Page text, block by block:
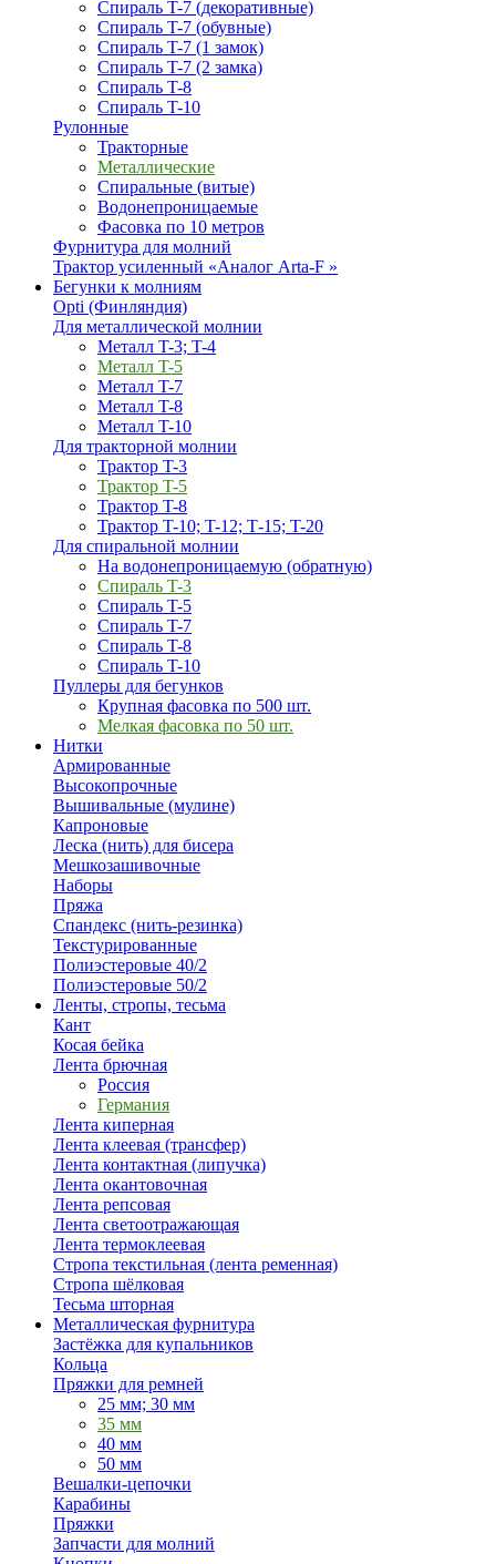
Спираль T-7 (декоративные)
Спираль T-7 (обувные)
Спираль T-7 (1 замок)
Спираль T-7 (2 замка)
Спираль T-8
Спираль T-10
Рулонные
Тракторные
Металлические
Спиральные (витые)
Водонепроницаемые
Фасовка по 10 метров
Фурнитура для молний
Трактор усиленный «Аналог Arta-F »
Бегунки к молниям
Opti (Финляндия)
Для металлической молнии
Металл T-3; T-4
Металл T-5
Металл T-7
Металл T-8
Металл T-10
Для тракторной молнии
Трактор T-3
Трактор T-5
Трактор T-8
Трактор T-10; T-12; Т-15; T-20
Для спиральной молнии
На водонепроницаемую (обратную)
Спираль T-3
Спираль T-5
Спираль T-7
Спираль T-8
Спираль T-10
Пуллеры для бегунков
Крупная фасовка по 500 шт.
Мелкая фасовка по 50 шт.
Нитки
Армированные
Высокопрочные
Вышивальные (мулине)
Капроновые
Леска (нить) для бисера
Мешкозашивочные
Наборы
Пряжа
Спандекс (нить-резинка)
Текстурированные
Полиэстеровые 40/2
Полиэстеровые 50/2
Ленты, стропы, тесьма
Кант
Косая бейка
Лента брючная
Россия
Германия
Лента киперная
Лента клеевая (трансфер)
Лента контактная (липучка)
Лента окантовочная
Лента репсовая
Лента светоотражающая
Лента термоклеевая
Стропа текстильная (лента ременная)
Стропа шёлковая
Тесьма шторная
Металлическая фурнитура
Застёжка для купальников
Кольца
Пряжки для ремней
25 мм; 30 мм
35 мм
40 мм
50 мм
Вешалки-цепочки
Карабины
Пряжки
Запчасти для молний